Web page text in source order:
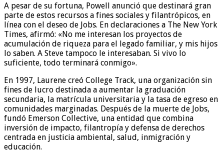
A pesar de su fortuna, Powell anunció que destinará gran
parte de estos recursos a fines sociales y filantrópicos, en
línea con el deseo de Jobs. En declaraciones a The New York
Times, afirmó: «No me interesan los proyectos de
acumulación de riqueza para el legado familiar, y mis hijos
lo saben. A Steve tampoco le interesaban. Si vivo lo
suficiente, todo terminará conmigo».
En 1997, Laurene creó College Track, una organización sin
fines de lucro destinada a aumentar la graduación
secundaria, la matrícula universitaria y la tasa de egreso en
comunidades marginadas. Después de la muerte de Jobs,
fundó Emerson Collective, una entidad que combina
inversión de impacto, filantropía y defensa de derechos
centrada en justicia ambiental, salud, inmigración y
educación.